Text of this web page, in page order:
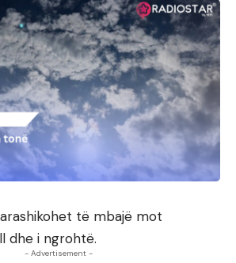
të mbajë mot
dhe i ngrohtë.
- Advertisement -